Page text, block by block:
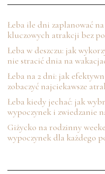
Łeba ile dni zaplanować
kluczowych atrakcji bez
Łeba w deszczu: jak
nie stracić dnia na
Łeba na 2 dni: jak
zobaczyć najciekawsze
Łeba kiedy jechać: jak
wypoczynek i zwiedzanie
Giżycko na rodzinny
wypoczynek dla każdego